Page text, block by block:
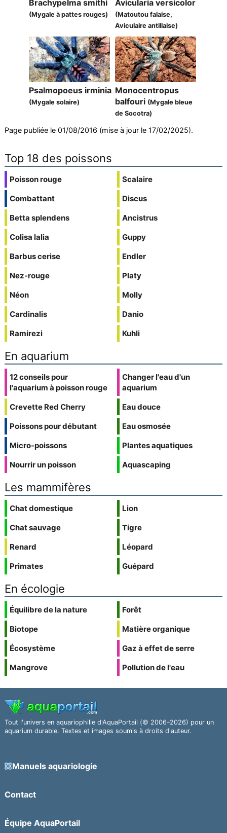
Brachypelma smithi
(Mygale à pattes rouges)
Avicularia versicolor
(Matoutou falaise,
Aviculaire antillaise)
Psalmopoeus irminia
(Mygale solaire)
Monocentropus
balfouri (Mygale bleue
de Socotra)
Page publiée le 01/08/2016 (mise à jour le 17/02/2025).
Top 18 des poissons
Poisson rouge
Combattant
Betta splendens
Colisa lalia
Barbus cerise
Nez-rouge
Néon
Cardinalis
Ramirezi
Scalaire
Discus
Ancistrus
Guppy
Endler
Platy
Molly
Danio
Kuhli
En aquarium
12 conseils pour
l'aquarium à poisson rouge
Crevette Red Cherry
Poissons pour débutant
Micro-poissons
Nourrir un poisson
Changer l'eau d'un
aquarium
Eau douce
Eau osmosée
Plantes aquatiques
Aquascaping
Les mammifères
Chat domestique
Chat sauvage
Renard
Primates
Lion
Tigre
Léopard
Guépard
En écologie
Équilibre de la nature
Biotope
Écosystème
Mangrove
Forêt
Matière organique
Gaz à effet de serre
Pollution de l'eau
Tout l'univers en aquariophilie d'AquaPortail (© 2006–2026) pour un
aquarium durable. Textes et images soumis à droits d'auteur.
Manuels aquariologie
Contact
Équipe AquaPortail